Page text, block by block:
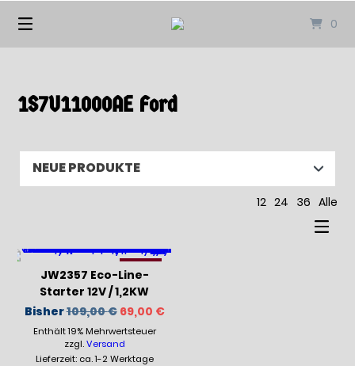
0
1S7U11000AE Ford
12 24 36 Alle
-37%
JW2357 Eco-Line-
Starter 12V / 1,2KW
Bisher109,00€ Ursprünglicher
Preis
war:
109,00 €
69,00 €Aktueller
Enthält 19% Mehrwertsteuer
zzgl.Versand
Lieferzeit: ca. 1-2 Werktage